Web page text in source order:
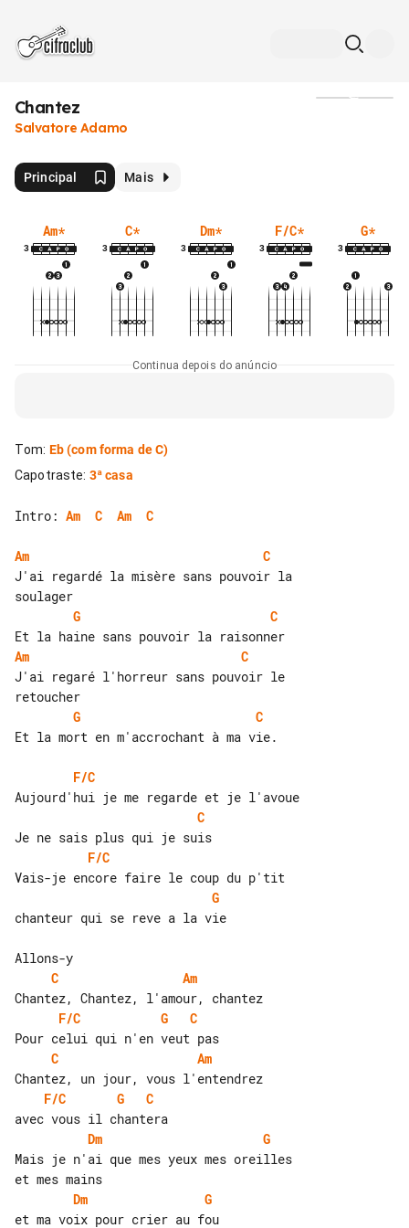
Chantez
Salvatore Adamo
Principal Mais
Am*
3
C*
3
Dm*
3
F/C*
3
G*
3
Continua depois do anúncio
Tom: Eb(com forma de C)
Capotraste: 3ª casa
Intro: Am C Am C
Am
C
J'ai regardé la misère sans pouvoir la
G
C
Am
C
J'ai regaré l'horreur sans pouvoir le
G
C
Et la mort en m'accrochant à ma vie.
F/C
C
F/C
G
chanteur qui se reve a la vie
C
Am
F/C
G
C
C
Am
F/C
G
C
Dm
G
Mais je n'ai que mes yeux mes oreilles
Dm
G